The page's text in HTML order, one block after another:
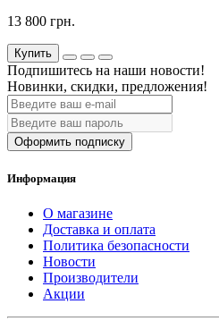
13 800 грн.
Купить
Подпишитесь на наши новости!
Новинки, скидки, предложения!
Оформить подписку
Информация
О магазине
Доставка и оплата
Политика безопасности
Новости
Производители
Акции